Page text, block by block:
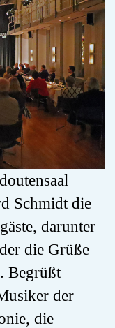
Schmidt die
darunter
die Grüße
Begrüßt
der
die